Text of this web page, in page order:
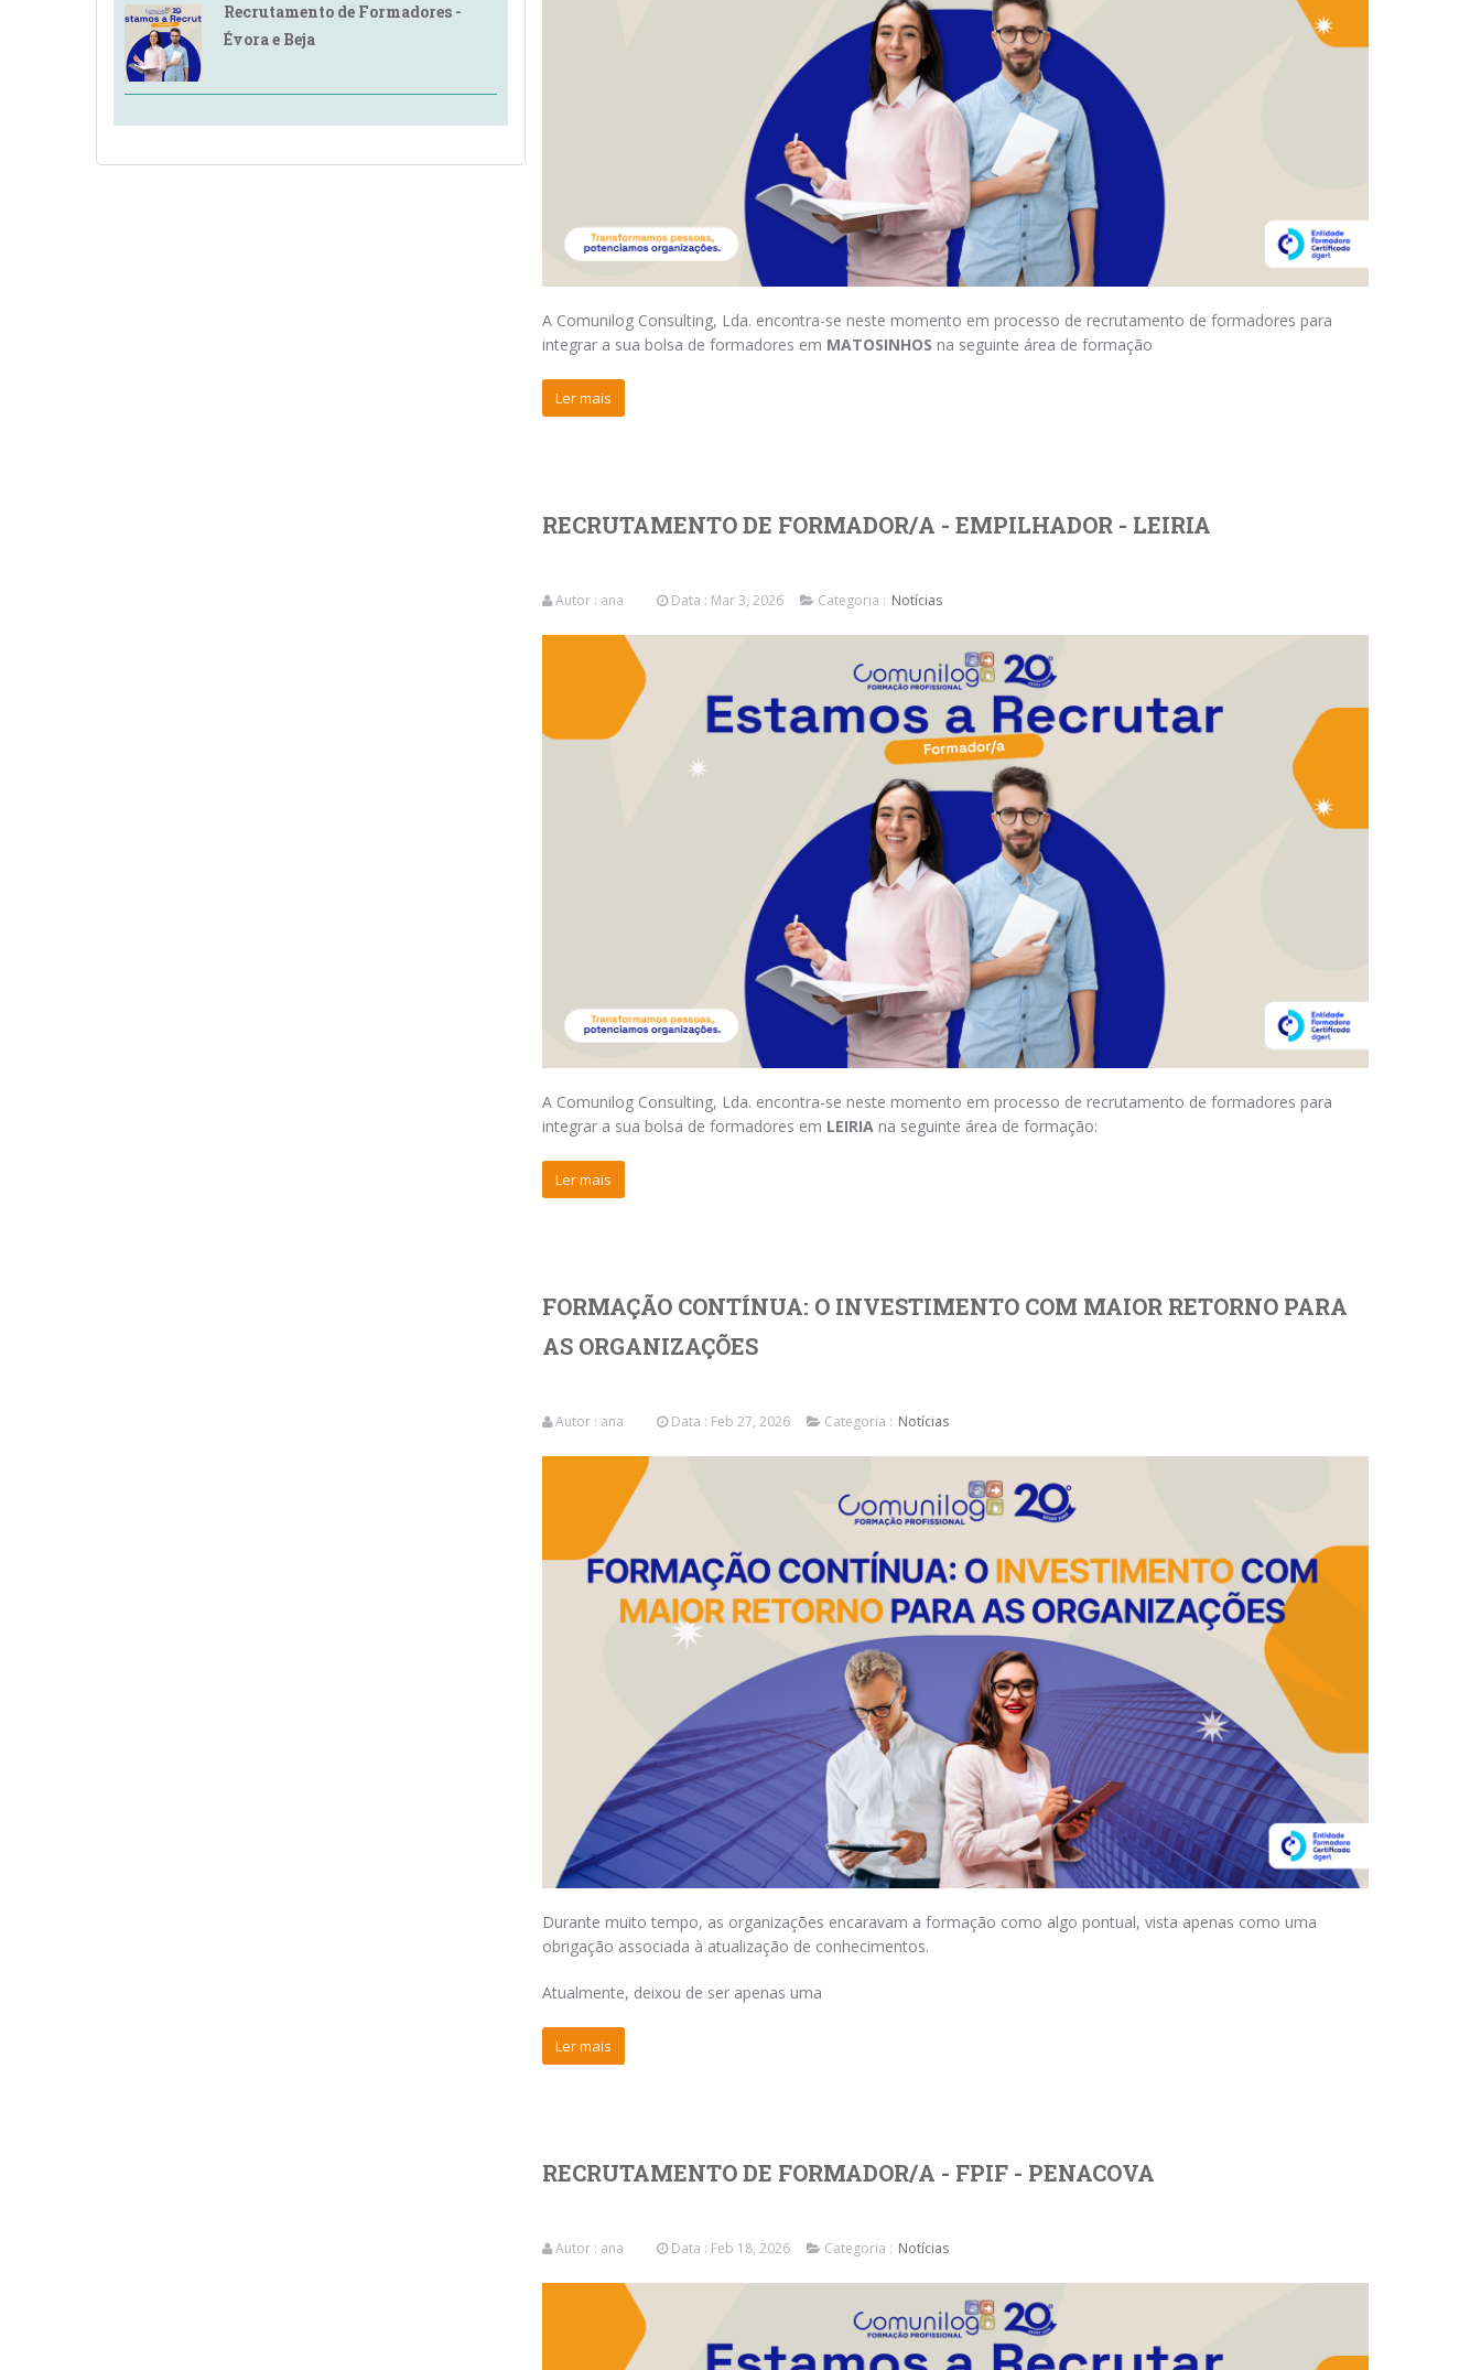
Recrutamento de Formadores -
Évora e Beja
A Comunilog Consulting, Lda. encontra-se neste momento em processo de recrutamento de formadores para
integrar a sua bolsa de formadores em MATOSINHOS na seguinte área de formação
Ler mais
RECRUTAMENTO DE FORMADOR/A - EMPILHADOR - LEIRIA
Autor : ana Data : Mar 3, 2026 Categoria : Notícias
A Comunilog Consulting, Lda. encontra-se neste momento em processo de recrutamento de formadores para
integrar a sua bolsa de formadores em LEIRIA na seguinte área de formação:
Ler mais
FORMAÇÃO CONTÍNUA: O INVESTIMENTO COM MAIOR RETORNO PARA
AS ORGANIZAÇÕES
Autor : ana Data : Feb 27, 2026 Categoria : Notícias
Durante muito tempo, as organizações encaravam a formação como algo pontual, vista apenas como uma
obrigação associada à atualização de conhecimentos.
Atualmente, deixou de ser apenas uma
Ler mais
RECRUTAMENTO DE FORMADOR/A - FPIF - PENACOVA
Autor : ana Data : Feb 18, 2026 Categoria : Notícias